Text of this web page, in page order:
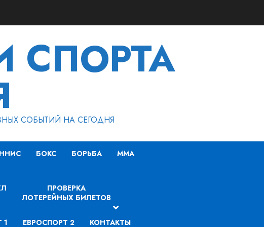
СПОРТА
СОБЫТИЙ НА СЕГОДНЯ
БОКС БОРЬБА MMA
ПРОВЕРКА
ЛОТЕРЕЙНЫХ БИЛЕТОВ
1 ЕВРОСПОРТ 2 КОНТАКТЫ